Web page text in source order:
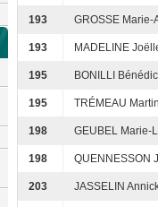
193 GROSSE Marie-
193 MADELINE
195 BONILLI
195 TRÉMEAU
198 GEUBEL Marie-
198 QUENNESSON
203 JASSELIN